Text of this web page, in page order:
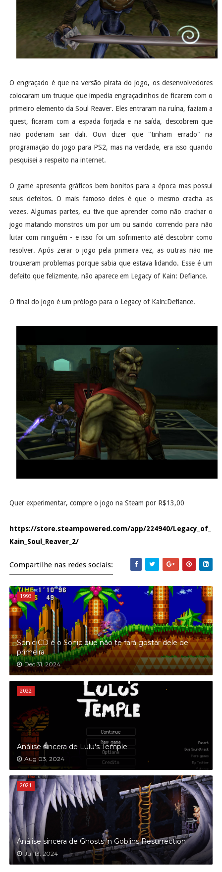
O engraçado é que na versão pirata do jogo, os desenvolvedores
colocaram um truque que impedia engraçadinhos de ficarem com o
primeiro elemento da Soul Reaver. Eles entraram na ruína, faziam a
quest, ficaram com a espada forjada e na saída, descobrem que
não poderiam sair dali. Ouvi dizer que "tinham errado" na
programação do jogo para PS2, mas na verdade, era isso quando
pesquisei a respeito na internet.
O game apresenta gráficos bem bonitos para a época mas possui
seus defeitos. O mais famoso deles é que o mesmo cracha as
vezes. Algumas partes, eu tive que aprender como não crachar o
jogo matando monstros um por um ou saindo correndo para não
lutar com ninguém - e isso foi um sofrimento até descobrir como
resolver. Após zerar o jogo pela primeira vez, as outras não me
trouxeram problemas porque sabia que estava lidando. Esse é um
defeito que felizmente, não aparece em Legacy of Kain: Defiance.
O final do jogo é um prólogo para o Legacy of Kain:Defiance.
Quer experimentar, compre o jogo na Steam por R$13,00
https://store.steampowered.com/app/224940/Legacy_of_
Kain_Soul_Reaver_2/
Compartilhe nas redes sociais:
1993
Sonic CD é o Sonic que não te fará gostar dele de
primeira
Dec 31, 2024
2022
Análise sincera de Lulu's Temple
Aug 03, 2024
2021
Análise sincera de Ghosts 'n Goblins Resurrection
Jul 13, 2024